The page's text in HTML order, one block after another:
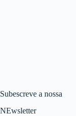
Subescreve a nossa
NEwsletter